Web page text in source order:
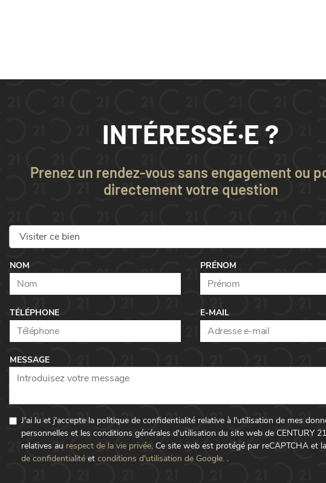
INTÉRESSÉ·E ?
Prenez un rendez-vous sans engagement ou
directement votre question
NOM PRÉNOM
TÉLÉPHONE E-MAIL
MESSAGE
J'ai lu et j'accepte la politique de confidentialité relative à l'utilisation de mes
personnelles et les conditions générales d'utilisation du site web de CENTURY
relatives au respect de la vie privée. Ce site web est protégé par reCAPTCHA et la
de confidentialité et conditions d'utilisation de Google. .